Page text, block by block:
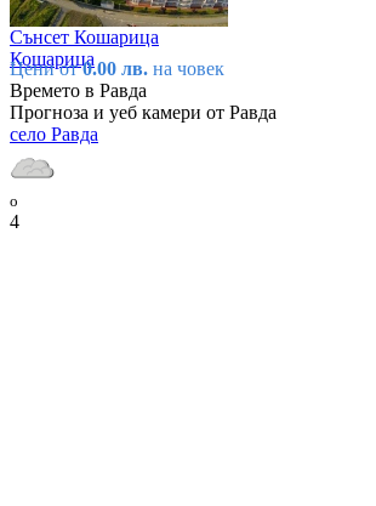
Сънсет Кошарица
Кошарица
Цени от0.00 лв. на човек
Времето в Равда
Прогноза и уеб камери от Равда
село Равда
o
4